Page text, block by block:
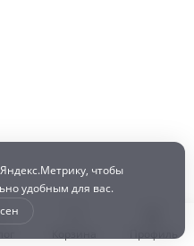
чтобы
удобным для вас.